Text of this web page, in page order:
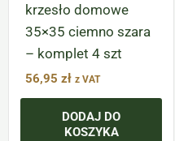
krzesło domowe
35×35 ciemno szara
– komplet 4 szt
56,95 zł z VAT
DODAJ DO
KOSZYKA